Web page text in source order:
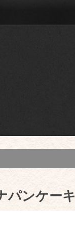
パンケーキ